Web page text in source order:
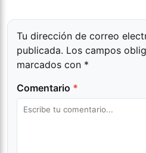
Tu dirección de correo
publicada. Los campos
marcados con *
Comentario *